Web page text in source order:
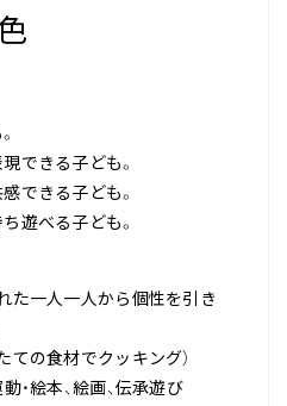
できる子ども。
できる子ども。
遊べる子ども。
た一人一人から個性を引き
ての食材でクッキング）
・絵本、絵画、伝承遊び